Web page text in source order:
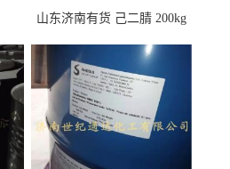
山东济南有货 己二腈 200kg